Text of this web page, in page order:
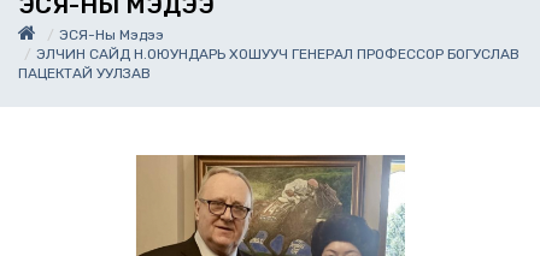
ЭСЯ-Ны Мэдээ
ЭЛЧИН САЙД Н.ОЮУНДАРЬ ХОШУУЧ ГЕНЕРАЛ ПРОФЕССОР БОГУСЛАВ
ПАЦЕКТАЙ УУЛЗАВ